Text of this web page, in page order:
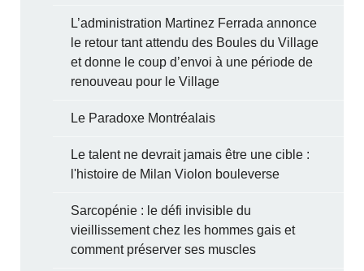
L’administration Martinez Ferrada annonce
le retour tant attendu des Boules du Village
et donne le coup d’envoi à une période de
renouveau pour le Village
Le Paradoxe Montréalais
Le talent ne devrait jamais être une cible :
l'histoire de Milan Violon bouleverse
Sarcopénie : le défi invisible du
vieillissement chez les hommes gais et
comment préserver ses muscles